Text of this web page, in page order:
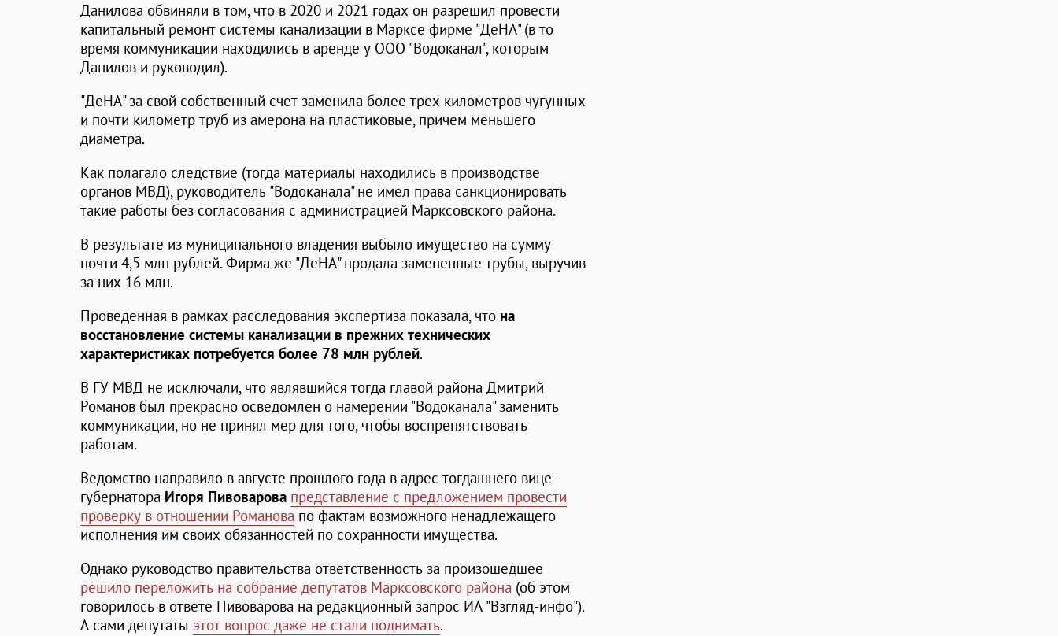
Данилова обвиняли в том, что в 2020 и 2021 годах он разрешил провести
капитальный ремонт системы канализации в Марксе фирме "ДеНА" (в то
время коммуникации находились в аренде у ООО "Водоканал", которым
Данилов и руководил).
"ДеНА" за свой собственный счет заменила более трех километров чугунных
и почти километр труб из амерона на пластиковые, причем меньшего
диаметра.
Как полагало следствие (тогда материалы находились в производстве
органов МВД), руководитель "Водоканала" не имел права санкционировать
такие работы без согласования с администрацией Марксовского района.
В результате из муниципального владения выбыло имущество на сумму
почти 4,5 млн рублей. Фирма же "ДеНА" продала замененные трубы, выручив
за них 16 млн.
Проведенная в рамках расследования экспертиза показала, что на
восстановление системы канализации в прежних технических
характеристиках потребуется более 78 млн рублей.
В ГУ МВД не исключали, что являвшийся тогда главой района Дмитрий
Романов был прекрасно осведомлен о намерении "Водоканала" заменить
коммуникации, но не принял мер для того, чтобы воспрепятствовать
работам.
Ведомство направило в августе прошлого года в адрес тогдашнего вице-
губернатора Игоря Пивоварова представление с предложением провести
проверку в отношении Романова по фактам возможного ненадлежащего
исполнения им своих обязанностей по сохранности имущества.
Однако руководство правительства ответственность за произошедшее
решило переложить на собрание депутатов Марксовского района (об этом
говорилось в ответе Пивоварова на редакционный запрос ИА "Взгляд-инфо").
А сами депутаты этот вопрос даже не стали поднимать.